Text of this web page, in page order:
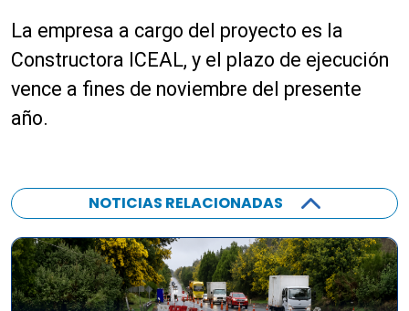
La empresa a cargo del proyecto es la
Constructora ICEAL, y el plazo de ejecución
vence a fines de noviembre del presente
año.
NOTICIAS RELACIONADAS